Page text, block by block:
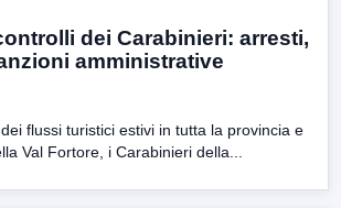
dei Carabinieri: arresti,
amministrative
flussi turistici estivi in tutta la provincia e
Val Fortore, i Carabinieri della...